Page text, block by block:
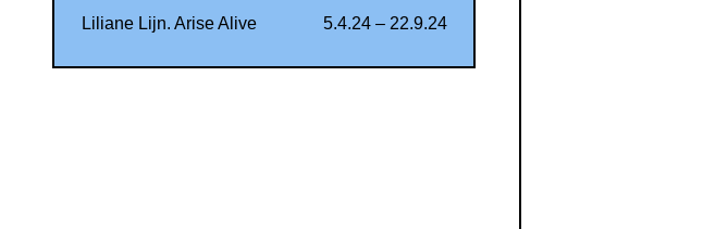
Liliane Lijn. Arise Alive 5.4.24 – 22.9.24